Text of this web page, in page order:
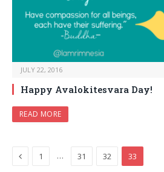
JULY 22, 2016
Happy Avalokitesvara Day!
READ MORE
Previous
1 … 31 32 33